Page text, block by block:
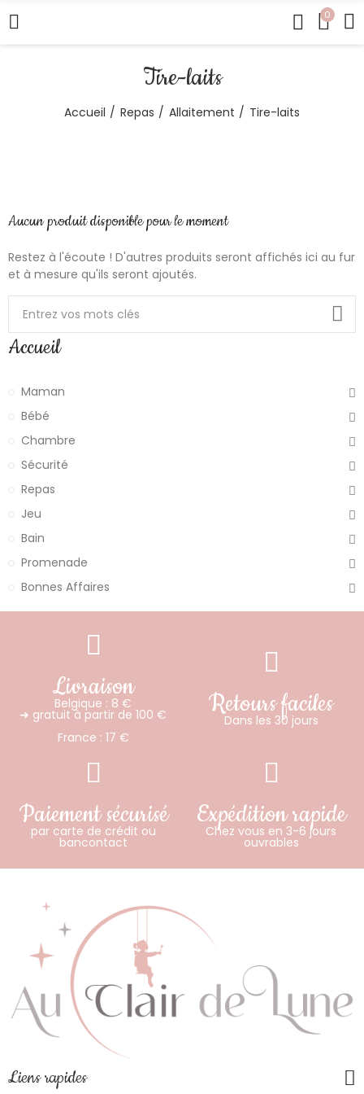
0
Tire-laits
Accueil Repas Allaitement Tire-laits
Aucun produit disponible pour le moment
Restez à l'écoute ! D'autres produits seront affichés ici au fur
et à mesure qu'ils seront ajoutés.
Accueil
Maman
Bébé
Chambre
Sécurité
Repas
Jeu
Bain
Promenade
Bonnes Affaires
Livraison
Belgique : 8 €
➜ gratuit à partir de 100 €
France : 17 €
Retours faciles
Dans les 30 jours
Paiement sécurisé
par carte de crédit ou
bancontact
Expédition rapide
Chez vous en 3-6 jours
ouvrables
Liens rapides